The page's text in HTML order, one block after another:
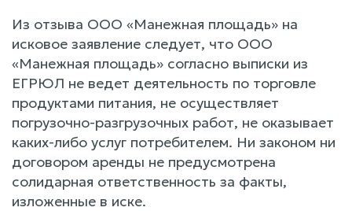
Из отзыва ООО «Манежная площадь» на
исковое заявление следует, что ООО
«Манежная площадь» согласно выписки из
ЕГРЮЛ не ведет деятельность по торговле
продуктами питания, не осуществляет
погрузочно-разгрузочных работ, не оказывает
каких-либо услуг потребителем. Ни законом ни
договором аренды не предусмотрена
солидарная ответственность за факты,
изложенные в иске.